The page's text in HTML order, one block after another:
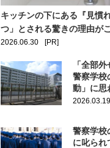
キッチンの下にある『見
つ」とされる驚きの理由が
2026.06.30 [PR]
「全部
警察学校
動」に思
2026.03.19
警察学
に叱られ